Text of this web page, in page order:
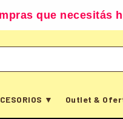
zona y
▼ Outlet &